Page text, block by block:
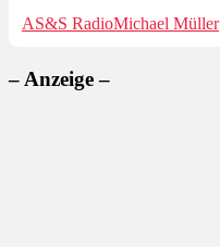
AS&S RadioMichael Müller
– Anzeige –